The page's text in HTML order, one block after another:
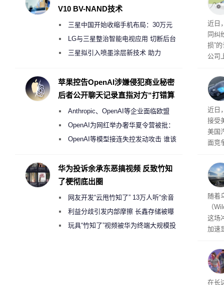
近日
同纠
损”
公司
事
给
近日
接受
美国
面竞
性。
经
随着
（
这场
加速
物
毁，
评
依
在长
V10 BV-NAND技术
三星中国开始收缩手机布局：30万元
月销售额不达标门店 将被逐步清退
LG与三星整治智能电视应用 切断后台
偷偷共享带宽的违规行为
三星拟引入喷墨涂层新技术 助力
度
苹果控告OpenAI涉嫌侵犯商业秘密
后者公开聊天记录直指对方“打错算
Anthropic、OpenAI等企业面临欧盟
《人工智能法案》全新执法权限审查
OpenAI为网红举办奢华夏令营被批：
2000美元一晚 遭讽“反乌托邦”
OpenAI等模型接连失控发动攻击 谁该
华为投诉余承东恶搞视频 反致竹知
了梗彻底出圈
网友开发“云甩竹知了” 13万人听“余音
绕梁”利益分歧引发内部摩擦 长鑫存储被曝
曾将华为驻场工程师驱逐出研发基地
玩具“竹知了”视频被华为终端大规模投